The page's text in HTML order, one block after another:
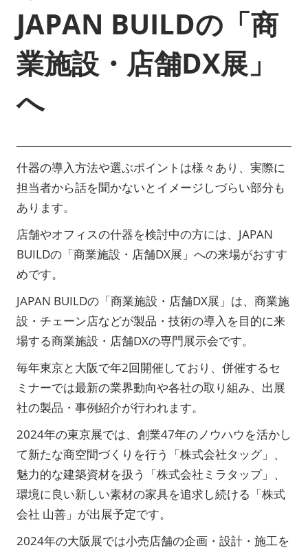
JAPAN BUILDの「商
業施設・店舗DX展」
へ
什器の導入方法や選ぶポイントは様々あり、実際に
担当者から話を聞かないとイメージしづらい部分も
あります。
店舗やオフィスの什器を検討中の方には、JAPAN
BUILDの「商業施設・店舗DX展」への来場がおすす
めです。
JAPAN BUILDの「商業施設・店舗DX展」は、商業施
設・チェーン店などが製品・技術の導入を目的に来
場する商業施設・店舗DXの専門展示会です。
毎年東京と大阪で年2回開催しており、併催するセ
ミナーでは最新の業界動向や各社の取り組み、出展
社の製品・事例紹介が行われます。
2024年の東京展では、創業47年のノウハウを活かし
て新たな商空間づくりを行う「株式会社タッグ」、
魅力的な建築資材を扱う「株式会社ミラタップ」、
環境に良い新しい素材の家具を追求し続ける「株式
会社 山善」が出展予定です。
2024年の大阪展では小売店舗の企画・設計・施工を